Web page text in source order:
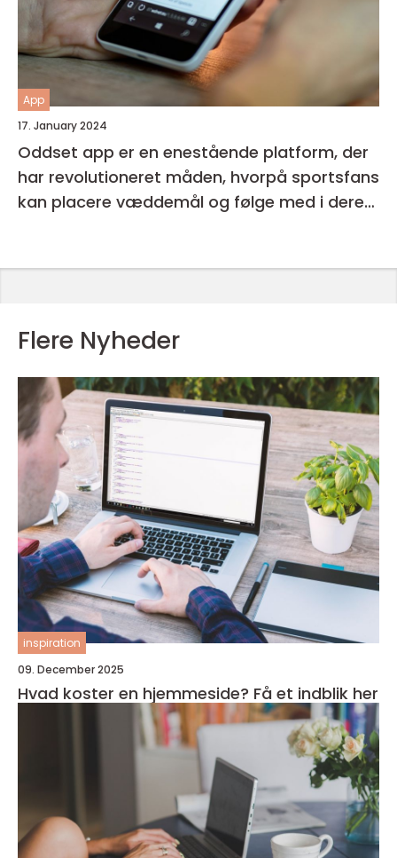
App
17. January 2024
Oddset app er en enestående platform, der
har revolutioneret måden, hvorpå sportsfans
kan placere væddemål og følge med i deres
Flere Nyheder
inspiration
09. December 2025
Hvad koster en hjemmeside? Få et indblik her